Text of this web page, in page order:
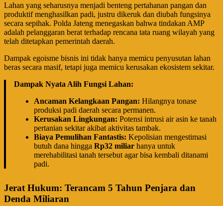
​Lahan yang seharusnya menjadi benteng pertahanan pangan dan
produktif menghasilkan padi, justru dikeruk dan diubah fungsinya
secara sepihak. Polda Jateng menegaskan bahwa tindakan AMP
adalah pelanggaran berat terhadap rencana tata ruang wilayah yang
telah ditetapkan pemerintah daerah.
​Dampak egoisme bisnis ini tidak hanya memicu penyusutan lahan
beras secara masif, tetapi juga memicu kerusakan ekosistem sekitar.
Dampak Nyata Alih Fungsi Lahan:
Ancaman Kelangkaan Pangan: Hilangnya tonase
produksi padi daerah secara permanen.
Kerusakan Lingkungan: Potensi intrusi air asin ke tanah
pertanian sekitar akibat aktivitas tambak.
Biaya Pemulihan Fantastis: Kepolisian mengestimasi
butuh dana hingga Rp32 miliar hanya untuk
merehabilitasi tanah tersebut agar bisa kembali ditanami
padi.
Jerat Hukum: Terancam 5 Tahun Penjara dan
Denda Miliaran